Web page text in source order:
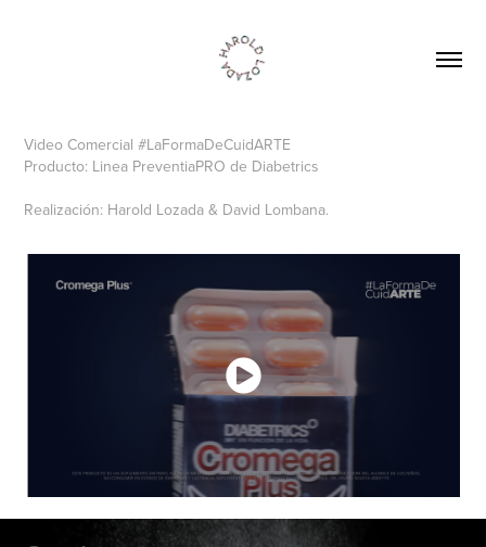
Video Comercial #LaFormaDeCuidARTE
Producto: Linea PreventiaPRO de Diabetrics
Realización: Harold Lozada & David Lombana.